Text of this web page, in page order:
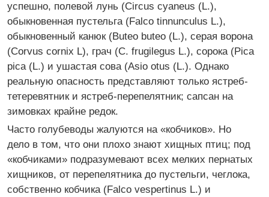
успешно, полевой лунь (Circus cyaneus (L.),
обыкновенная пустельга (Falco tinnunculus L.),
обыкновенный канюк (Buteo buteo (L.), серая ворона
(Corvus cornix L), грач (C. frugilegus L.), сорока (Pica
pica (L.) и ушастая сова (Asio otus (L.). Однако
реальную опасность представляют только ястреб-
тетеревятник и ястреб-перепелятник; сапсан на
зимовках крайне редок.
Часто голубеводы жалуются на «кобчиков». Но
дело в том, что они плохо знают хищных птиц; под
«кобчиками» подразумевают всех мелких пернатых
хищников, от перепелятника до пустельги, чеглока,
собственно кобчика (Falco vespertinus L.) и